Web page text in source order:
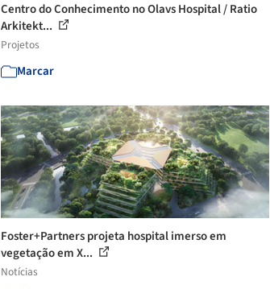
Centro do Conhecimento no Olavs Hospital / Ratio
Arkitekt...
Projetos
Marcar
Foster+Partners projeta hospital imerso em
vegetação em X...
Notícias